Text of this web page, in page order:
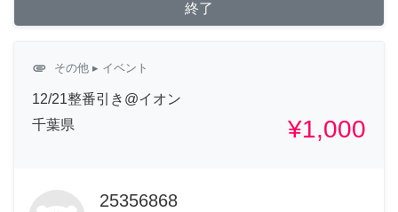
終了
attachment その他 ▸ イベント
12/21整番引き@イオン
千葉県
¥1,000
25356868